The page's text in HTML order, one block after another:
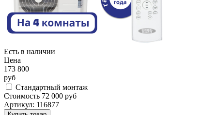
Есть в наличии
Цена
173 800
руб
Стандартный монтаж
Стоимость 72 000 руб
Артикул: 116877